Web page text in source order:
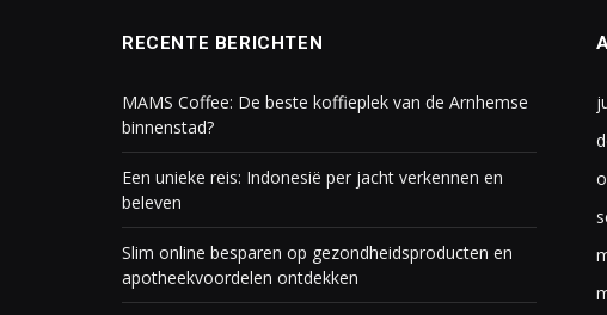
RECENTE BERICHTEN
MAMS Coffee: De beste koffieplek van de Arnhemse
binnenstad?
Een unieke reis: Indonesië per jacht verkennen en
beleven
Slim online besparen op gezondheidsproducten en
apotheekvoordelen ontdekken